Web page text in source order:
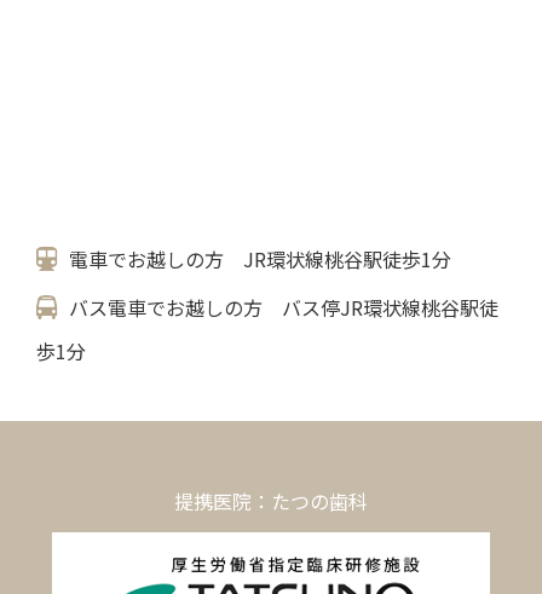
電車でお越しの方 JR環状線桃谷駅徒歩1分
バス電車でお越しの方 バス停JR環状線桃谷駅徒
歩1分
提携医院：たつの歯科